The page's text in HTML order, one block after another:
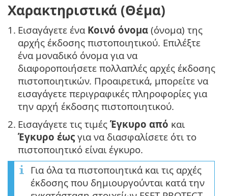
Χαρακτηριστικά (Θέμα)
1. Εισαγάγετε ένα Κοινό όνομα (όνομα) της
αρχής έκδοσης πιστοποιητικού. Επιλέξτε
ένα μοναδικό όνομα για να
διαφοροποιήσετε πολλαπλές αρχές έκδοσης
πιστοποιητικών. Προαιρετικά, μπορείτε να
εισαγάγετε περιγραφικές πληροφορίες για
την αρχή έκδοσης πιστοποιητικού.
2. Εισαγάγετε τις τιμές Έγκυρο από και
Έγκυρο έως για να διασφαλίσετε ότι το
πιστοποιητικό είναι έγκυρο.
Για όλα τα πιστοποιητικά και τις αρχές
έκδοσης που δημιουργούνται κατά την